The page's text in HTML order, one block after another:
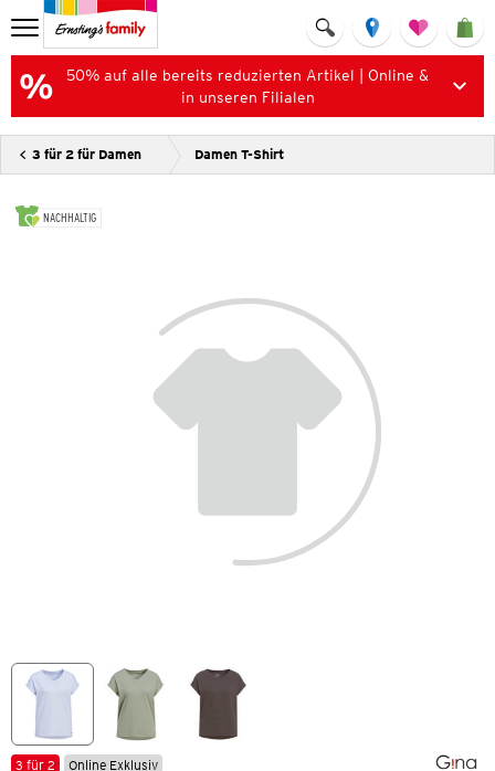
50% auf alle bereits reduzierten Artikel | Online &
in unseren Filialen
3 für 2 für Damen Damen T-Shirt
NACHHALTIG
3 für 2 Online Exklusiv